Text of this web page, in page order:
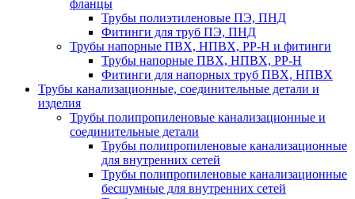
фланцы
Трубы полиэтиленовые ПЭ, ПНД
Фитинги для труб ПЭ, ПНД
Трубы напорные ПВХ, НПВХ, PP-H и фитинги
Трубы напорные ПВХ, НПВХ, PP-H
Фитинги для напорных труб ПВХ, НПВХ
Трубы канализационные, соединительные детали и
изделия
Трубы полипропиленовые канализационные и
соединительные детали
Трубы полипропиленовые канализационные
для внутренних сетей
Трубы полипропиленовые канализационные
бесшумные для внутренних сетей